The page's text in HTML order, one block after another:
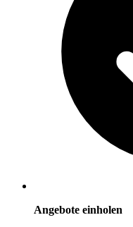
Angebote einholen